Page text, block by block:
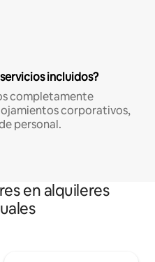
incluidos?
completamente
corporativos,
personal.
en alquileres